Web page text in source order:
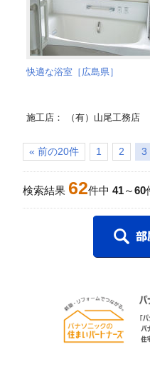
快適な浴室［広島県］
施工店： （有）山尾工務店
« 前の20件 1 2 3
検索結果 62件中 41～60